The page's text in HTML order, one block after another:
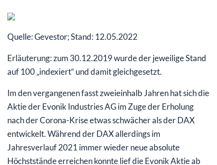
Quelle: Gevestor; Stand: 12.05.2022
Erläuterung: zum 30.12.2019 wurde der jeweilige Stand
auf 100 „indexiert“ und damit gleichgesetzt.
Im den vergangenen fasst zweieinhalb Jahren hat sich die
Aktie der Evonik Industries AG im Zuge der Erholung
nach der Corona-Krise etwas schwächer als der DAX
entwickelt. Während der DAX allerdings im
Jahresverlauf 2021 immer wieder neue absolute
Höchststände erreichen konnte lief die Evonik Aktie ab